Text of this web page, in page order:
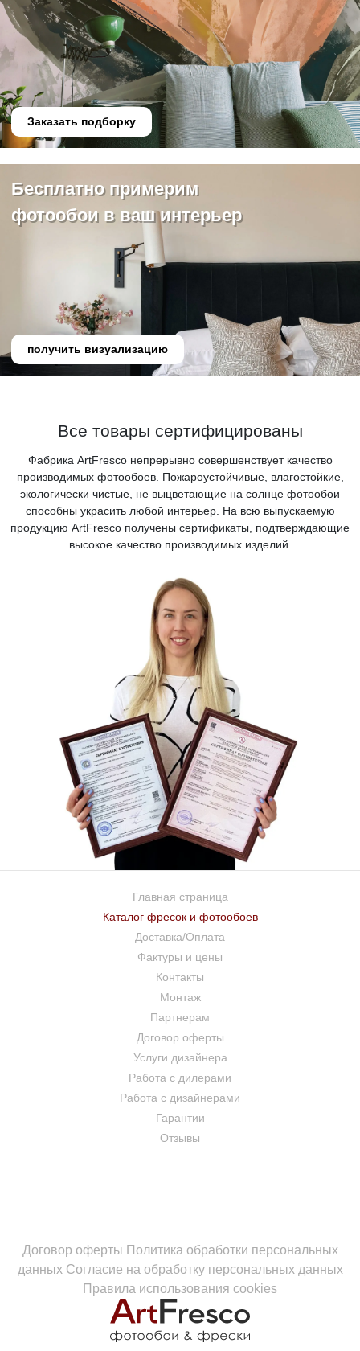
Заказать подборку
Бесплатно примерим
фотообои в ваш интерьер
получить визуализацию
Все товары сертифицированы
Фабрика ArtFresco непрерывно совершенствует качество
производимых фотообоев. Пожароустойчивые, влагостойкие,
экологически чистые, не выцветающие на солнце фотообои
способны украсить любой интерьер. На всю выпускаемую
продукцию ArtFresco получены сертификаты, подтверждающие
высокое качество производимых изделий.
Главная страница
Каталог фресок и фотообоев
Доставка/Оплата
Фактуры и цены
Контакты
Монтаж
Партнерам
Договор оферты
Услуги дизайнера
Работа с дилерами
Работа с дизайнерами
Гарантии
Отзывы
Договор оферты Политика обработки персональных
данных Согласие на обработку персональных данных
Правила использования cookies